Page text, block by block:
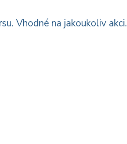
Vhodné na jakoukoliv akci.